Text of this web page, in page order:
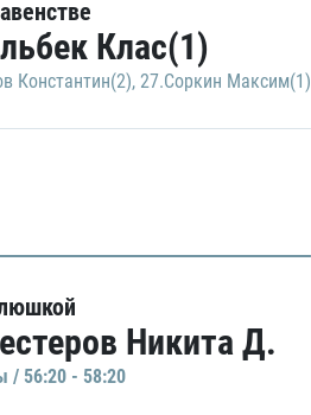
Клас(1)
Константин(2), 27.Соркин Максим(1)
Никита Д.
/ 56:20 - 58:20